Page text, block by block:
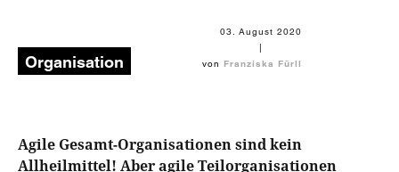
Organisation
03. August 2020
|
von Franziska Fürll
Agile Gesamt-Organisationen sind kein
Allheilmittel! Aber agile Teilorganisationen